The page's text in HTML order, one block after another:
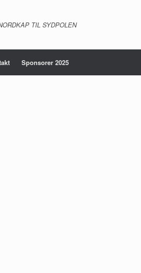
TIL SYDPOLEN
Sponsorer 2025